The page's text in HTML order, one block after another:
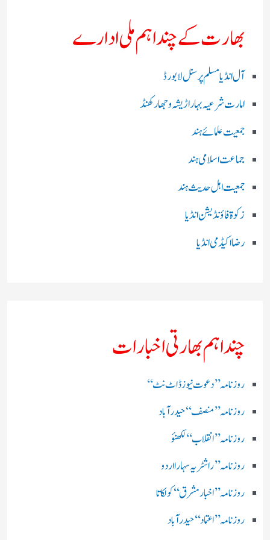
بھارت کے چند اہم ملی ادارے
آل انڈیا مسلم پرسنل لا بورڈ
امارت شرعیہ بہار اڑیشہ و جھارکھنڈ
جمعیت علمائے ہند
جماعت اسلامی ہند
جمعیت اہل حدیث ہند
زکوۃ فاؤنڈیشن انڈیا
رضا اکیڈمی انڈیا
چند اہم بھارتی اخبارات
روز نامہ ’’ دعوت نیوز ڈاٹ نٹ‘‘
روزنامہ ’’ منصف‘‘ حیدر آباد
روزنامہ ’’ انقلاب‘‘ لکھنؤ
روز نامہ ’’راشٹریہ سہارا اردو
روزنامہ ’’اخبارمشرق‘‘ کولکاتا
روزنامہ ’’اعتماد‘‘ حیدرآباد